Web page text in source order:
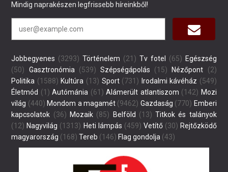
Mindig naprakészen legfrissebb híreinkből!
Jobbegyenes (3293) Történelem (21) Tv fotel (65) Egészség
(50)
Gasztronómia (539) Szépségápolás (15) Nézőpont (2)
Politika (1588) Kultúra (13) Sport(731) Irodalmi kávéház (549)
Életmód (1) Autómánia (61) Alámerült atlantiszom (142) Mozi
világ (440) Mondom a magamét (9462) Gazdaság (770) Emberi
kapcsolatok (36) Mozaik(85) Belföld (13) Titkok és talányok
(12) Nagyvilág (1313) Heti lámpás (459) Vetítő(30) Rejtőzködő
magyarország (168) Tereb (146) Flag gondolja (43)